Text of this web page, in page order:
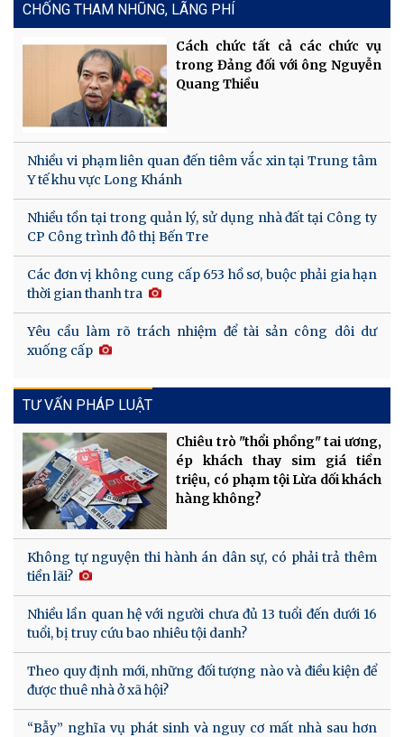
CHỐNG THAM NHŨNG, LÃNG PHÍ
Cách chức tất cả các chức vụ
trong Đảng đối với ông Nguyễn
Quang Thiều
Nhiều vi phạm liên quan đến tiêm vắc xin tại Trung tâm
Y tế khu vực Long Khánh
Nhiều tồn tại trong quản lý, sử dụng nhà đất tại Công ty
CP Công trình đô thị Bến Tre
Các đơn vị không cung cấp 653 hồ sơ, buộc phải gia hạn
thời gian thanh tra
Yêu cầu làm rõ trách nhiệm để tài sản công dôi dư
xuống cấp
TƯ VẤN PHÁP LUẬT
Chiêu trò "thổi phồng" tai ương,
ép khách thay sim giá tiền
triệu, có phạm tội Lừa dối khách
hàng không?
Không tự nguyện thi hành án dân sự, có phải trả thêm
tiền lãi?
Nhiều lần quan hệ với người chưa đủ 13 tuổi đến dưới 16
tuổi, bị truy cứu bao nhiêu tội danh?
Theo quy định mới, những đối tượng nào và điều kiện để
được thuê nhà ở xã hội?
“Bẫy” nghĩa vụ phát sinh và nguy cơ mất nhà sau hơn